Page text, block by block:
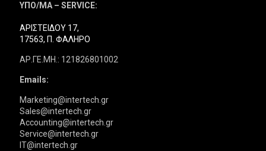
ΥΠΟ/ΜΑ – SERVICE:
ΑΡΙΣΤΕΙΔΟΥ 17,
17563, Π. ΦΑΛΗΡΟ
ΑΡ.ΓΕ.ΜΗ.: 121826801002
Emails:
Marketing@intertech.gr
Sales@intertech.gr
Accounting@intertech.gr
Service@intertech.gr
IT@intertech.gr